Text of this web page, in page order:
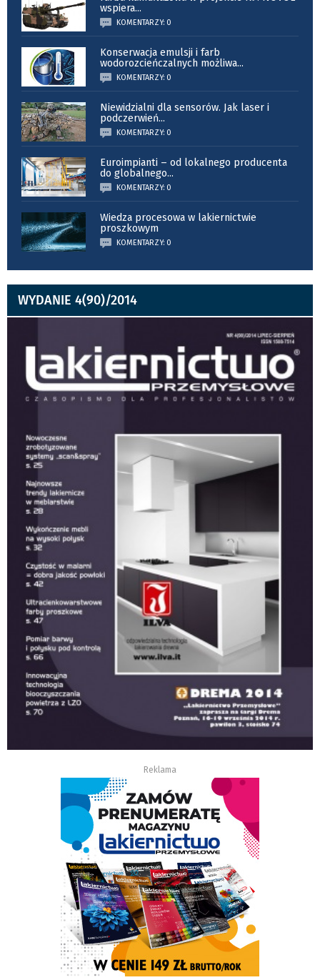
wspiera...
KOMENTARZY: 0
Konserwacja emulsji i farb
wodorozcieńczalnych możliwa...
KOMENTARZY: 0
Niewidzialni dla sensorów. Jak laser i
podczerwień...
KOMENTARZY: 0
Euroimpianti – od lokalnego producenta
do globalnego...
KOMENTARZY: 0
Wiedza procesowa w lakiernictwie
proszkowym
KOMENTARZY: 0
WYDANIE 4(90)/2014
Reklama